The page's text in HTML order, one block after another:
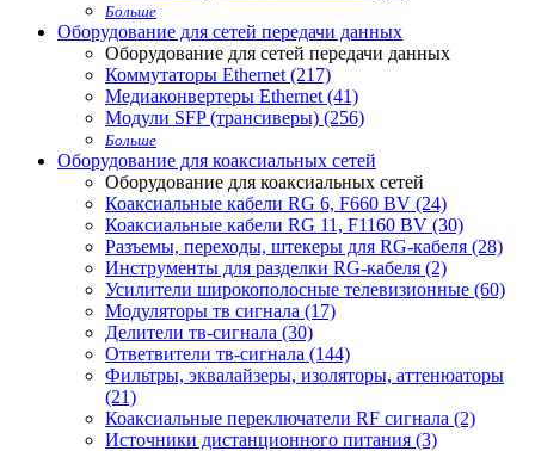
Больше
Оборудование для сетей передачи данных
Оборудование для сетей передачи данных
Коммутаторы Ethernet (217)
Медиаконвертеры Ethernet (41)
Модули SFP (трансиверы) (256)
Больше
Оборудование для коаксиальных сетей
Оборудование для коаксиальных сетей
Коаксиальные кабели RG 6, F660 BV (24)
Коаксиальные кабели RG 11, F1160 BV (30)
Разъемы, переходы, штекеры для RG-кабеля (28)
Инструменты для разделки RG-кабеля (2)
Усилители широкополосные телевизионные (60)
Модуляторы тв сигнала (17)
Делители тв-сигнала (30)
Ответвители тв-сигнала (144)
Фильтры, эквалайзеры, изоляторы, аттенюаторы
(21)
Коаксиальные переключатели RF сигнала (2)
Источники дистанционного питания (3)